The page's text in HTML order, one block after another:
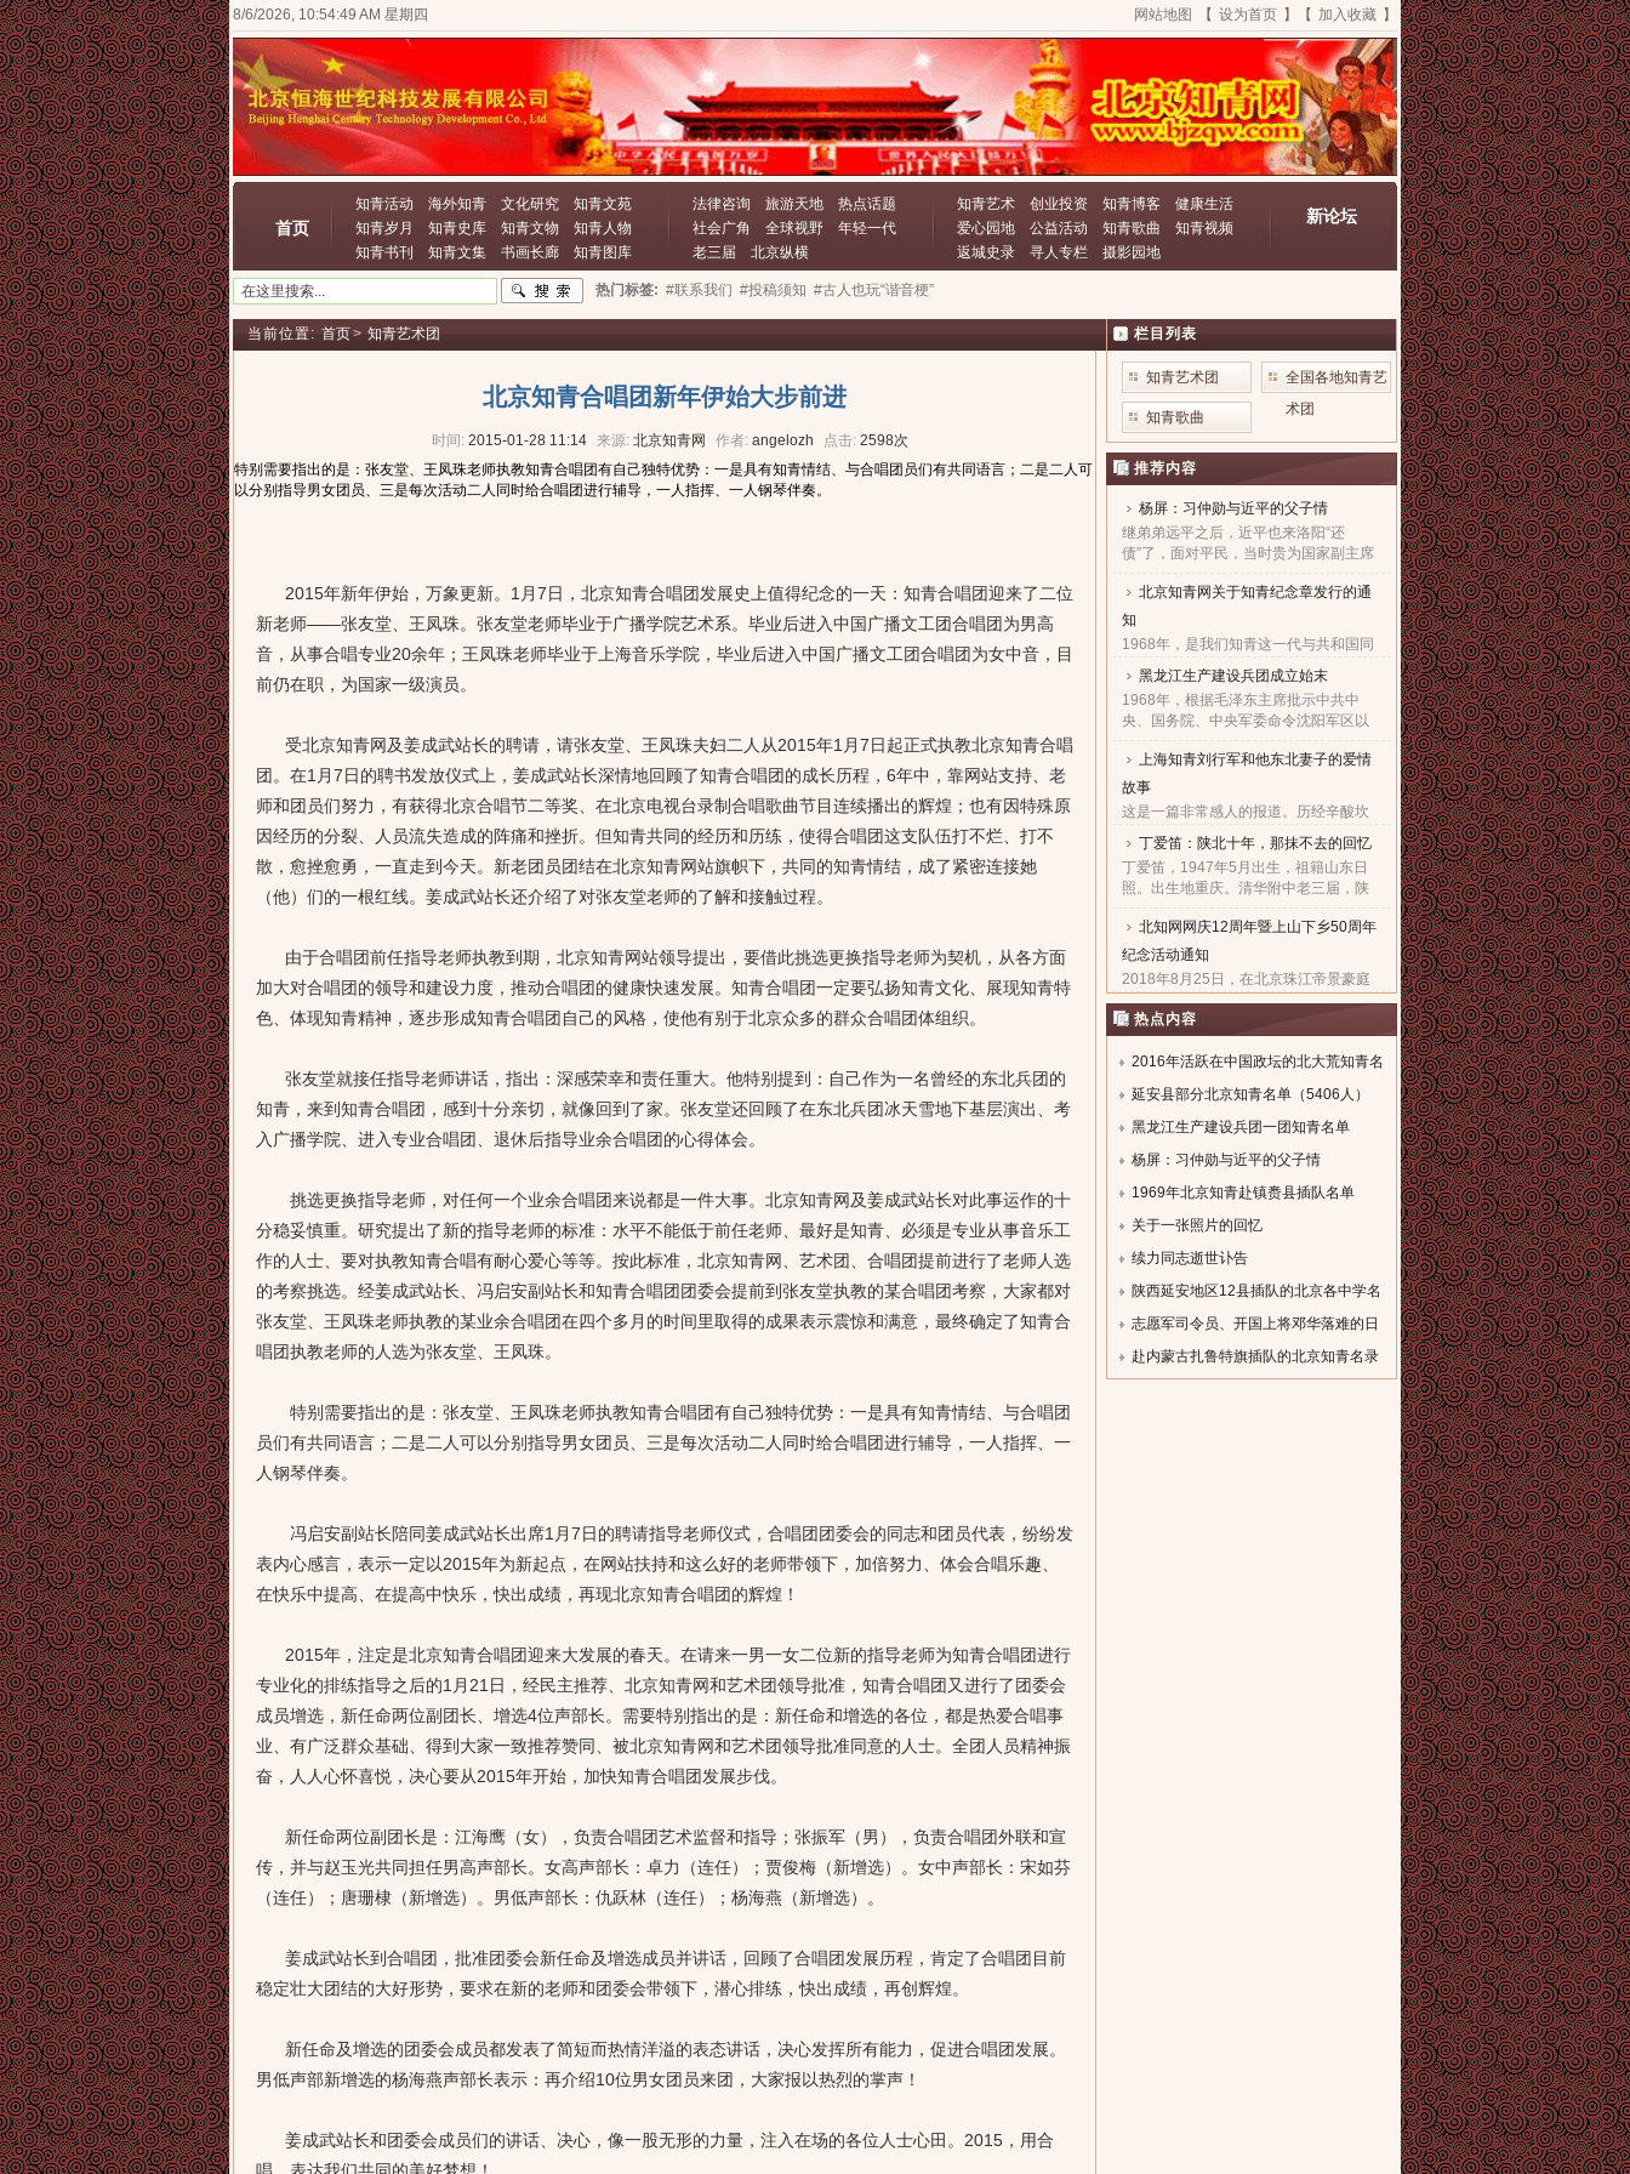
8/6/2026, 10:54:49 AM 星期四 网站地图 【 设为首页 】【 加入收藏 】
首页
知青活动 海外知青 文化研究
知青文苑
知青岁月
知青史库 知青文物
知青人物
知青书刊
知青文集 书画长廊 知青图库
法律咨询 旅游天地
热点话题
社会广角
全球视野
年轻一代
老三届
北京纵横
知青艺术 创业投资 知青博客
健康生活
爱心园地
公益活动 知青歌曲
知青视频
返城史录
寻人专栏 摄影园地
新论坛
热门标签: #联系我们 #投稿须知 #古人也玩“谐音梗”
当前位置: 首页> 知青艺术团
北京知青合唱团新年伊始大步前进
时间: 2015-01-28 11:14 来源: 北京知青网 作者: angelozh 点击: 2598次
特别需要指出的是：张友堂、王凤珠老师执教知青合唱团有自己独特优势：一是具有知青情结、与合唱团员们有共同语言；二是二人可
以分别指导男女团员、三是每次活动二人同时给合唱团进行辅导，一人指挥、一人钢琴伴奏。
2015年新年伊始，万象更新。1月7日，北京知青合唱团发展史上值得纪念的一天：知青合唱团迎来了二位
新老师——张友堂、王凤珠。张友堂老师毕业于广播学院艺术系。毕业后进入中国广播文工团合唱团为男高
音，从事合唱专业20余年；王凤珠老师毕业于上海音乐学院，毕业后进入中国广播文工团合唱团为女中音，目
前仍在职，为国家一级演员。
受北京知青网及姜成武站长的聘请，请张友堂、王凤珠夫妇二人从2015年1月7日起正式执教北京知青合唱
团。在1月7日的聘书发放仪式上，姜成武站长深情地回顾了知青合唱团的成长历程，6年中，靠网站支持、老
师和团员们努力，有获得北京合唱节二等奖、在北京电视台录制合唱歌曲节目连续播出的辉煌；也有因特殊原
因经历的分裂、人员流失造成的阵痛和挫折。但知青共同的经历和历练，使得合唱团这支队伍打不烂、打不
散，愈挫愈勇，一直走到今天。新老团员团结在北京知青网站旗帜下，共同的知青情结，成了紧密连接她
（他）们的一根红线。姜成武站长还介绍了对张友堂老师的了解和接触过程。
由于合唱团前任指导老师执教到期，北京知青网站领导提出，要借此挑选更换指导老师为契机，从各方面
加大对合唱团的领导和建设力度，推动合唱团的健康快速发展。知青合唱团一定要弘扬知青文化、展现知青特
色、体现知青精神，逐步形成知青合唱团自己的风格，使他有别于北京众多的群众合唱团体组织。
张友堂就接任指导老师讲话，指出：深感荣幸和责任重大。他特别提到：自己作为一名曾经的东北兵团的
知青，来到知青合唱团，感到十分亲切，就像回到了家。张友堂还回顾了在东北兵团冰天雪地下基层演出、考
入广播学院、进入专业合唱团、退休后指导业余合唱团的心得体会。
挑选更换指导老师，对任何一个业余合唱团来说都是一件大事。北京知青网及姜成武站长对此事运作的十
分稳妥慎重。研究提出了新的指导老师的标准：水平不能低于前任老师、最好是知青、必须是专业从事音乐工
作的人士、要对执教知青合唱有耐心爱心等等。按此标准，北京知青网、艺术团、合唱团提前进行了老师人选
的考察挑选。经姜成武站长、冯启安副站长和知青合唱团团委会提前到张友堂执教的某合唱团考察，大家都对
张友堂、王凤珠老师执教的某业余合唱团在四个多月的时间里取得的成果表示震惊和满意，最终确定了知青合
唱团执教老师的人选为张友堂、王凤珠。
特别需要指出的是：张友堂、王凤珠老师执教知青合唱团有自己独特优势：一是具有知青情结、与合唱团
员们有共同语言；二是二人可以分别指导男女团员、三是每次活动二人同时给合唱团进行辅导，一人指挥、一
人钢琴伴奏。
冯启安副站长陪同姜成武站长出席1月7日的聘请指导老师仪式，合唱团团委会的同志和团员代表，纷纷发
表内心感言，表示一定以2015年为新起点，在网站扶持和这么好的老师带领下，加倍努力、体会合唱乐趣、
在快乐中提高、在提高中快乐，快出成绩，再现北京知青合唱团的辉煌！
2015年，注定是北京知青合唱团迎来大发展的春天。在请来一男一女二位新的指导老师为知青合唱团进行
专业化的排练指导之后的1月21日，经民主推荐、北京知青网和艺术团领导批准，知青合唱团又进行了团委会
成员增选，新任命两位副团长、增选4位声部长。需要特别指出的是：新任命和增选的各位，都是热爱合唱事
业、有广泛群众基础、得到大家一致推荐赞同、被北京知青网和艺术团领导批准同意的人士。全团人员精神振
奋，人人心怀喜悦，决心要从2015年开始，加快知青合唱团发展步伐。
新任命两位副团长是：江海鹰（女），负责合唱团艺术监督和指导；张振军（男），负责合唱团外联和宣
传，并与赵玉光共同担任男高声部长。女高声部长：卓力（连任）；贾俊梅（新增选）。女中声部长：宋如芬
（连任）；唐珊棣（新增选）。男低声部长：仇跃林（连任）；杨海燕（新增选）。
姜成武站长到合唱团，批准团委会新任命及增选成员并讲话，回顾了合唱团发展历程，肯定了合唱团目前
稳定壮大团结的大好形势，要求在新的老师和团委会带领下，潜心排练，快出成绩，再创辉煌。
新任命及增选的团委会成员都发表了简短而热情洋溢的表态讲话，决心发挥所有能力，促进合唱团发展。
男低声部新增选的杨海燕声部长表示：再介绍10位男女团员来团，大家报以热烈的掌声！
姜成武站长和团委会成员们的讲话、决心，像一股无形的力量，注入在场的各位人士心田。2015，用合
栏目列表
知青艺术团
全国各地知青艺
术团
知青歌曲
推荐内容
杨屏：习仲勋与近平的父子情
继弟弟远平之后，近平也来洛阳“还
债”了，面对平民，当时贵为国家副主席
的他，几乎90度的庄严一躬，鞠出了习
家父子对天下老百姓的良心！也鞠出了
习仲勋与近平撼人心魄的父......
北京知青网关于知青纪念章发行的通
知
1968年，是我们知青这一代与共和国同
命运共前进的同龄人值得隆重纪念的一
年。因为，知青这个在特殊历史时期产
生的特殊群体，在共和国发展的史册
上，以自己的青春、热血和忠......
黑龙江生产建设兵团成立始末
1968年，根据毛泽东主席批示中共中
央、国务院、中央军委命令沈阳军区以
原东北农垦总局所属农场为基础，组建
黑龙江生产建设兵团，在黑龙江省边境
地区执行“屯垦戍边”任务。......
上海知青刘行军和他东北妻子的爱情
故事
这是一篇非常感人的报道。历经辛酸坎
坷，终于同18年前的爱人生活到了一
起，黑龙江省五大连池市女子王亚文和
知青刘行军之间的动人爱情故事，演绎
了生活版的“小芳的故事”。......
丁爱笛：陕北十年，那抹不去的回忆
丁爱笛，1947年5月出生，祖籍山东日
照。出生地重庆。清华附中老三届，陕
北延川插队十年，做过四年生产队长，
四年大队书记兼公社副书记。1978年恢
复高考进入上海工业大学。现......
北知网网庆12周年暨上山下乡50周年
纪念活动通知
2018年8月25日，在北京珠江帝景豪庭
酒店二楼举办盛大隆重的“庆祝北京知青
网成立十二周年暨纪念上山下乡五十周
年文艺联欢会”。热烈欢迎广大知青朋友
参加。...
热点内容
2016年活跃在中国政坛的北大荒知青名
单
[field:description
function='cn_substr(@me,80)'/]...
延安县部分北京知青名单（5406人）
[field:description
function='cn_substr(@me,80)'/]...
黑龙江生产建设兵团一团知青名单
（一）
[field:description
function='cn_substr(@me,80)'/]...
杨屏：习仲勋与近平的父子情
[field:description
function='cn_substr(@me,80)'/]...
1969年北京知青赴镇赉县插队名单
[field:description
function='cn_substr(@me,80)'/]...
关于一张照片的回忆
[field:description
function='cn_substr(@me,80)'/]...
续力同志逝世讣告
[field:description
function='cn_substr(@me,80)'/]...
陕西延安地区12县插队的北京各中学名
录
[field:description
志愿军司令员、开国上将邓华落难的日
子
赴内蒙古扎鲁特旗插队的北京知青名录